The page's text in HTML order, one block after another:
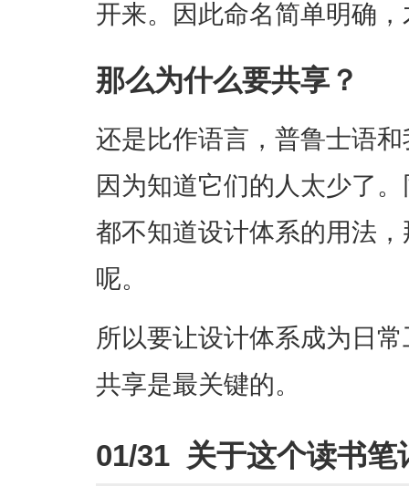
开来。因此命名简单明确
那么为什么要共享？
还是比作语言，普鲁士语
因为知道它们的人太少了
都不知道设计体系的用法
呢。
所以要让设计体系成为日
共享是最关键的。
01/31 关于这个读书笔